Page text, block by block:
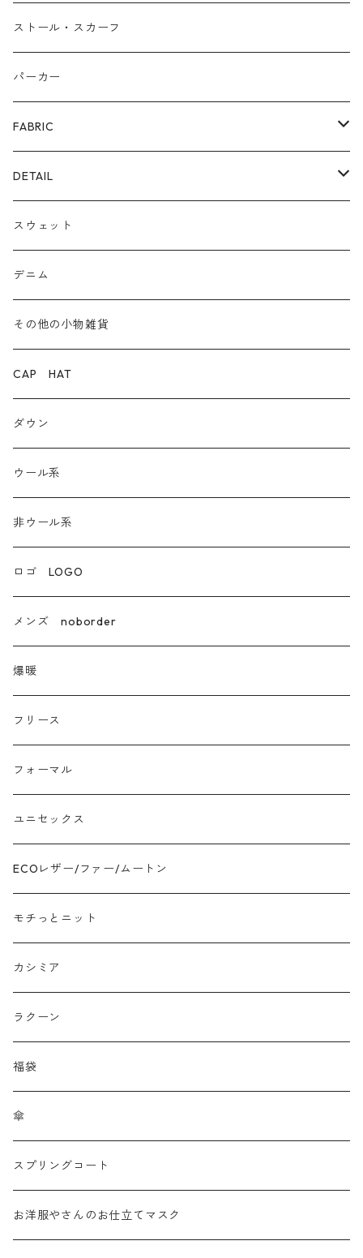
ピアス/イヤリング
リング
布帛
カゴ
ファー
ECOレザー/ファー/ムートン
サンダル/ミュール
スニーカー/カジュアルシューズ
パンプス/綺麗めシューズ
ブーツ
ストール・スカーフ
パーカー
FABRIC
裏毛スウェット
爆暖フリース裏起毛
ボア
デニム
ダウン
ダンガリー
ウール系
非ウール系
エコレザー合成皮革
カシミア
ラクーン フェレット フォックス
モヘア
モチッとニット
ツイード
ジャガード
接触冷感
プリント柄物
刺繍レース
メッシュ
チュール
フリンジ フェザー
シャギー
DETAIL
ロゴ
前後２WAY
スウェット
デニム
その他の小物雑貨
CAP HAT
ダウン
ウール系
非ウール系
ロゴ LOGO
メンズ noborder
爆暖
フリース
フォーマル
ユニセックス
ECOレザー/ファー/ムートン
モチっとニット
カシミア
ラクーン
福袋
傘
スプリングコート
お洋服やさんのお仕立てマスク